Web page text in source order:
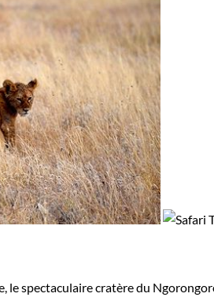
spectaculaire cratère du